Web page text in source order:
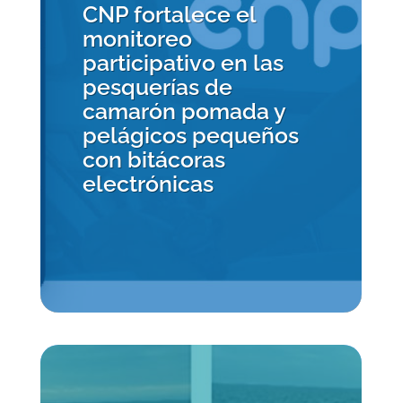
CNP fortalece el
monitoreo
participativo en las
pesquerías de
camarón pomada y
pelágicos pequeños
con bitácoras
electrónicas